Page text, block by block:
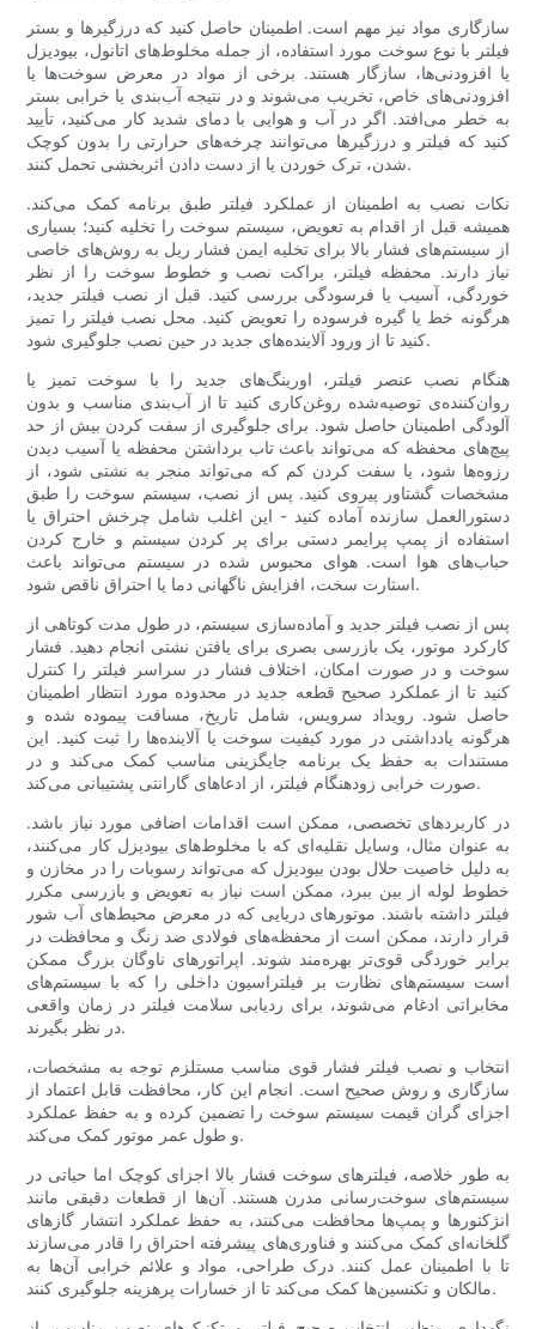
سازگاری مواد نیز مهم است. اطمینان حاصل کنید که درزگیرها و بستر
فیلتر با نوع سوخت مورد استفاده، از جمله مخلوط‌های اتانول، بیودیزل
یا افزودنی‌ها، سازگار هستند. برخی از مواد در معرض سوخت‌ها یا
افزودنی‌های خاص، تخریب می‌شوند و در نتیجه آب‌بندی یا خرابی بستر
به خطر می‌افتد. اگر در آب و هوایی با دمای شدید کار می‌کنید، تأیید
کنید که فیلتر و درزگیرها می‌توانند چرخه‌های حرارتی را بدون کوچک
شدن، ترک خوردن یا از دست دادن اثربخشی تحمل کنند.
نکات نصب به اطمینان از عملکرد فیلتر طبق برنامه کمک می‌کند.
همیشه قبل از اقدام به تعویض، سیستم سوخت را تخلیه کنید؛ بسیاری
از سیستم‌های فشار بالا برای تخلیه ایمن فشار ریل به روش‌های خاصی
نیاز دارند. محفظه فیلتر، براکت نصب و خطوط سوخت را از نظر
خوردگی، آسیب یا فرسودگی بررسی کنید. قبل از نصب فیلتر جدید،
هرگونه خط یا گیره فرسوده را تعویض کنید. محل نصب فیلتر را تمیز
کنید تا از ورود آلاینده‌های جدید در حین نصب جلوگیری شود.
هنگام نصب عنصر فیلتر، اورینگ‌های جدید را با سوخت تمیز یا
روان‌کننده‌ی توصیه‌شده روغن‌کاری کنید تا از آب‌بندی مناسب و بدون
آلودگی اطمینان حاصل شود. برای جلوگیری از سفت کردن بیش از حد
پیچ‌های محفظه که می‌تواند باعث تاب برداشتن محفظه یا آسیب دیدن
رزوه‌ها شود، یا سفت کردن کم که می‌تواند منجر به نشتی شود، از
مشخصات گشتاور پیروی کنید. پس از نصب، سیستم سوخت را طبق
دستورالعمل سازنده آماده کنید - این اغلب شامل چرخش احتراق یا
استفاده از پمپ پرایمر دستی برای پر کردن سیستم و خارج کردن
حباب‌های هوا است. هوای محبوس شده در سیستم می‌تواند باعث
استارت سخت، افزایش ناگهانی دما یا احتراق ناقص شود.
پس از نصب فیلتر جدید و آماده‌سازی سیستم، در طول مدت کوتاهی از
کارکرد موتور، یک بازرسی بصری برای یافتن نشتی انجام دهید. فشار
سوخت و در صورت امکان، اختلاف فشار در سراسر فیلتر را کنترل
کنید تا از عملکرد صحیح قطعه جدید در محدوده مورد انتظار اطمینان
حاصل شود. رویداد سرویس، شامل تاریخ، مسافت پیموده شده و
هرگونه یادداشتی در مورد کیفیت سوخت یا آلاینده‌ها را ثبت کنید. این
مستندات به حفظ یک برنامه جایگزینی مناسب کمک می‌کند و در
صورت خرابی زودهنگام فیلتر، از ادعاهای گارانتی پشتیبانی می‌کند.
در کاربردهای تخصصی، ممکن است اقدامات اضافی مورد نیاز باشد.
به عنوان مثال، وسایل نقلیه‌ای که با مخلوط‌های بیودیزل کار می‌کنند،
به دلیل خاصیت حلال بودن بیودیزل که می‌تواند رسوبات را در مخازن و
خطوط لوله از بین ببرد، ممکن است نیاز به تعویض و بازرسی مکرر
فیلتر داشته باشند. موتورهای دریایی که در معرض محیط‌های آب شور
قرار دارند، ممکن است از محفظه‌های فولادی ضد زنگ و محافظت در
برابر خوردگی قوی‌تر بهره‌مند شوند. اپراتورهای ناوگان بزرگ ممکن
است سیستم‌های نظارت بر فیلتراسیون داخلی را که با سیستم‌های
مخابراتی ادغام می‌شوند، برای ردیابی سلامت فیلتر در زمان واقعی
در نظر بگیرند.
انتخاب و نصب فیلتر فشار قوی مناسب مستلزم توجه به مشخصات،
سازگاری و روش صحیح است. انجام این کار، محافظت قابل اعتماد از
اجزای گران قیمت سیستم سوخت را تضمین کرده و به حفظ عملکرد
و طول عمر موتور کمک می‌کند.
به طور خلاصه، فیلترهای سوخت فشار بالا اجزای کوچک اما حیاتی در
سیستم‌های سوخت‌رسانی مدرن هستند. آن‌ها از قطعات دقیقی مانند
انژکتورها و پمپ‌ها محافظت می‌کنند، به حفظ عملکرد انتشار گازهای
گلخانه‌ای کمک می‌کنند و فناوری‌های پیشرفته احتراق را قادر می‌سازند
تا با اطمینان عمل کنند. درک طراحی، مواد و علائم خرابی آن‌ها به
مالکان و تکنسین‌ها کمک می‌کند تا از خسارات پرهزینه جلوگیری کنند.